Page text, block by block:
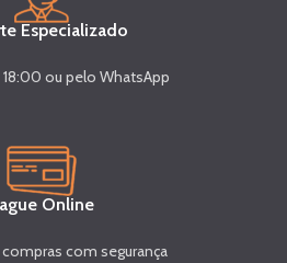
Especializado
ou pelo WhatsApp
Online
compras com segurança